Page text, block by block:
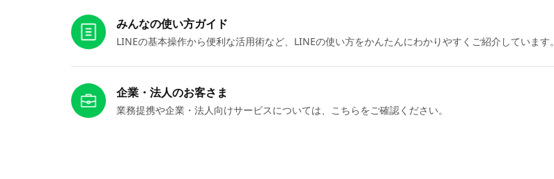
みんなの使い方ガイド
LINEの基本操作から便利な活用術など、LINEの使い方をかんたんにわかりやすくご紹介しています。
企業・法人のお客さま
業務提携や企業・法人向けサービスについては、こちらをご確認ください。